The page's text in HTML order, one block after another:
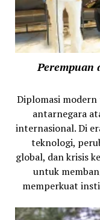
Perempuan
Diplomasi
antarnegara
internasional. Di
teknologi,
global, dan krisis
untuk
memperkuat